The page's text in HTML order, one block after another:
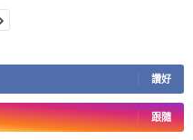
讚好
跟隨